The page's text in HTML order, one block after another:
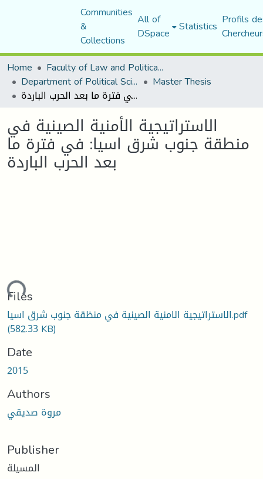
Communities
&
Collections
All of
DSpace Statistics Profils
Home
Faculty of Law and Political Science
Department of Political Sciences Master Thesis
الاستراتيجية الأمنية الصينية في منطقة جنوب شرق اسيا: في فترة ما بعد الحرب الباردة
الاستراتيجية الأمنية الصينية في
منطقة جنوب شرق اسيا: في فترة ما
بعد الحرب الباردة
Files
الاستراتيجية الامنية الصينية في منظقة جنوب شرق اسيا.pdf
(582.33 KB)
Date
2015
Authors
مروة صديقي
Publisher
المسيلة